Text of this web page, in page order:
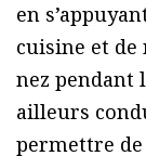
en
cuisine et
nez pendant
ailleurs
permettre